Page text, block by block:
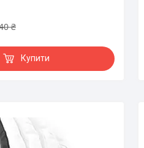
₴
Купити